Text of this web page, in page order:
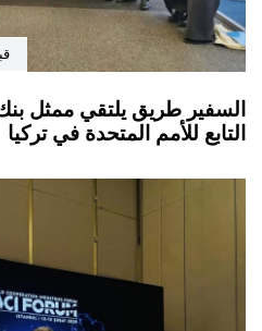
السفير طريق يلتقي ممثل بنك
التابع للأمم المتحدة في تركيا